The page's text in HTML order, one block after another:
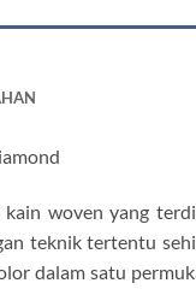
kain woven yang
teknik tertentu
dalam satu